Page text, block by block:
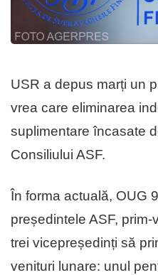
USR a depus marți un
vrea care eliminarea
suplimentare încasate
Consiliului ASF.
În forma actuală, OUG
președintele ASF,
trei vicepreședinți să
venituri lunare: unul